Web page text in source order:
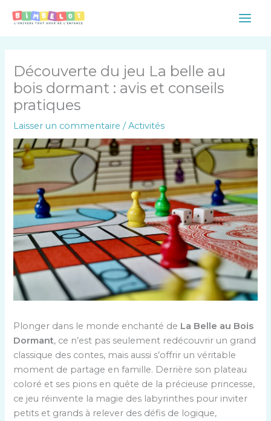
Main
Découverte du jeu La belle au
bois dormant : avis et conseils
pratiques
Laisser un commentaire /Activités
Plonger dans le monde enchanté de La Belle au Bois
Dormant, ce n’est pas seulement redécouvrir un grand
classique des contes, mais aussi s’offrir un véritable
moment de partage en famille. Derrière son plateau
coloré et ses pions en quête de la précieuse princesse,
ce jeu réinvente la magie des labyrinthes pour inviter
petits et grands à relever des défis de logique,